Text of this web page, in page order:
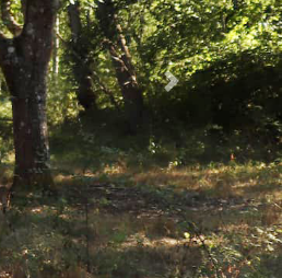
Siguiente